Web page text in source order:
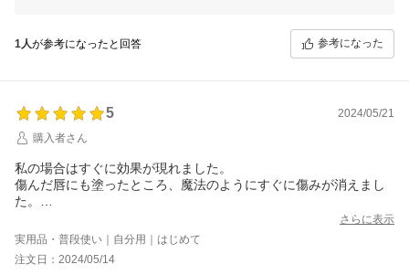
銀座まるかん専門店オーロラ
1人が参考になったと回答 参考になった
5
2024/05/21
購入者さん
私の場合はすぐに効果が現れました。
傷んだ唇にも塗ったところ、魔法のようにすぐに傷みが消えまし
た。
5日間続けて塗ったところ、つやつやの唇に生まれ変わりました。
ハリピンつやクリーム、名前通りのクリームでした。
一人さんの優しさに感謝で胸がいっぱいです。
ありがとうございます。
さらに表示
実用品・普段使い｜自分用｜はじめて
注文日：2024/05/14